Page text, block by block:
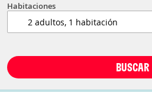
Habitaciones
BUSCAR